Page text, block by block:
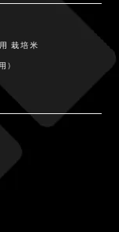
栽培米
)